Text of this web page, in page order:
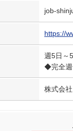
job-
https://
週5日～
◆完全週
株式会